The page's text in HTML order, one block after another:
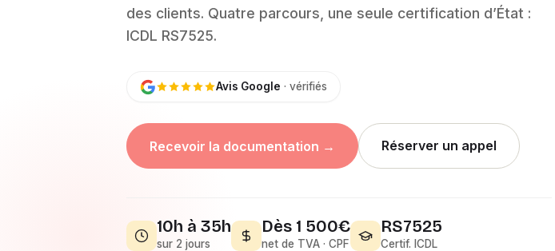
des clients. Quatre parcours, une seule certification d’État :
ICDL RS7525.
Avis Google · vérifiés
Recevoir la documentation → Réserver un appel
10h à 35h
sur 2 jours
Dès 1 500€
net de TVA · CPF
RS7525
Certif. ICDL